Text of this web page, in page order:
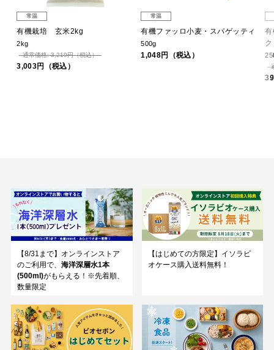
常温
有機栽培 玄米2kg
2kg
通常価格: 3,219円（税込）
3,003円（税込）
常温
有機ファッロ小麦・スパゲッティ
500g
1,048円（税込）
【8/31まで】オンラインストア
のご利用で、 海洋深層水1本
(500ml)がもらえる！※先着順、
数量限定
【はじめての方限定】イソラビ
オケース購入送料無料！